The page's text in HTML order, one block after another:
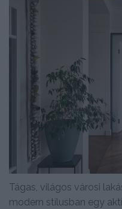
Tágas, világos városi
modern stílusban egy